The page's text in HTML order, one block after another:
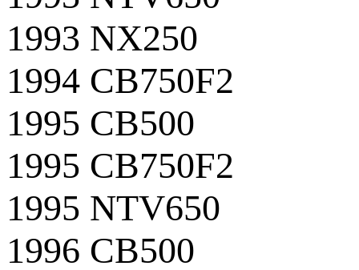
1993 NX250
1994 CB750F2
1995 CB500
1995 CB750F2
1995 NTV650
1996 CB500